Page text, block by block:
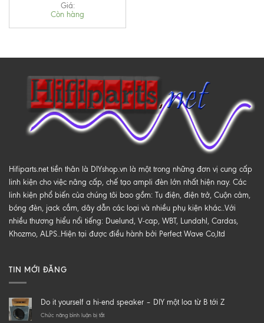
Giá:
Còn hàng
Hifiparts.net tiền thân là DIYshop.vn là một trong những đơn vị cung cấp
linh kiện cho việc nâng cấp, chế tạo ampli đèn lớn nhất hiện nay. Các
linh kiện phổ biến của chúng tôi bao gồm: Tụ điện, điện trở, Cuộn cảm,
bóng đèn, jack cắm, dây dẫn các loại và nhiều phụ kiện khác..Với
nhiều thương hiểu nổi tiếng: Duelund, V-cap, WBT, Lundahl, Cardas,
Khozmo, ALPS..Hiện tại được điều hành bởi Perfect Wave Co,ltd
TIN MỚI ĐĂNG
Do it yourself a hi-end speaker – DIY một loa từ B tới Z
Chức năng bình luận bị tắtở